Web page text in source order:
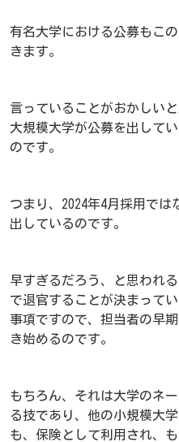
有名大学における公募もこ
きます。
言っていることがおかしい
大規模大学が公募を出して
のです。
つまり、2024年4月採用では
出しているのです。
早すぎるだろう、と思われ
で退官することが決まって
事項ですので、担当者の早
き始めるのです。
もちろん、それは大学のネ
る技であり、他の小規模大
も、保険として利用され、